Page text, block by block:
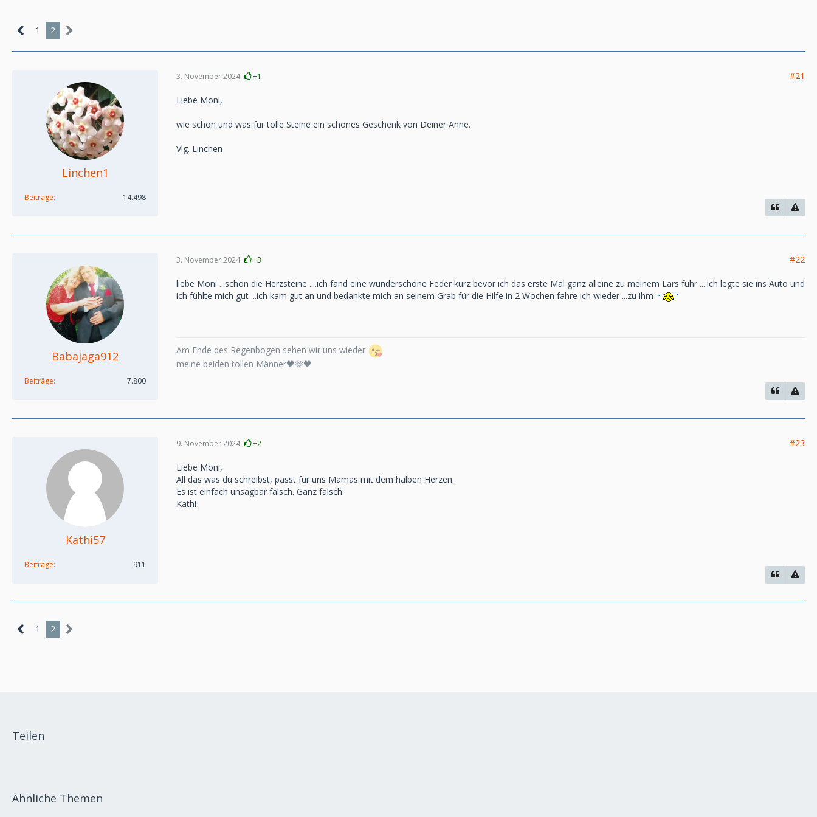
1 2
Linchen1
Beiträge 14.498
3. November 2024 +1 #21
Liebe Moni,
wie schön und was für tolle Steine ein schönes Geschenk von Deiner Anne.
Vlg. Linchen
Babajaga912
Beiträge 7.800
3. November 2024 +3 #22
liebe Moni ...schön die Herzsteine ....ich fand eine wunderschöne Feder kurz bevor ich das erste Mal ganz alleine zu meinem Lars fuhr ....ich legte sie ins Auto und
ich fühlte mich gut ...ich kam gut an und bedankte mich an seinem Grab für die Hilfe in 2 Wochen fahre ich wieder ...zu ihm
Am Ende des Regenbogen sehen wir uns wieder
meine beiden tollen Männer🖤🫶🖤
Kathi57
Beiträge 911
9. November 2024 +2 #23
Liebe Moni,
All das was du schreibst, passt für uns Mamas mit dem halben Herzen.
Es ist einfach unsagbar falsch. Ganz falsch.
Kathi
1 2
Teilen
Ähnliche Themen